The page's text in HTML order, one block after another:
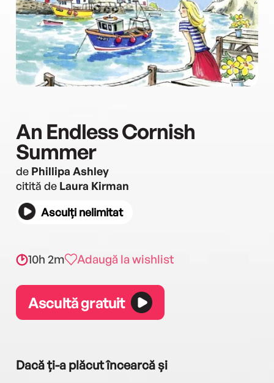
An Endless Cornish
Summer
de Phillipa Ashley
citită de Laura Kirman
Asculți nelimitat
10h 2m Adaugă la wishlist
Ascultă gratuit
Dacă ți-a plăcut încearcă și